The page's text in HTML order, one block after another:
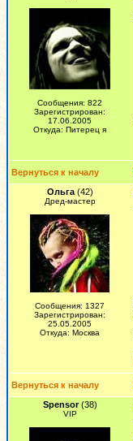
Сообщения: 822
Зарегистрирован:
17.06.2005
Откуда: Питерец я
Вернуться к началу
Ольга(42)
Дред-мастер
Сообщения: 1327
Зарегистрирован:
25.05.2005
Откуда: Москва
Вернуться к началу
Spensor(38)
VIP